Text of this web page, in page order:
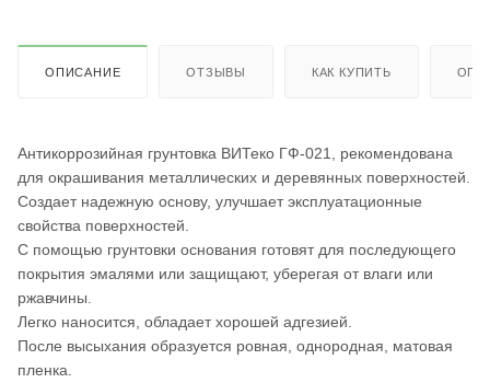
ОПИСАНИЕ ОТЗЫВЫ КАК КУПИТЬ
Антикоррозийная грунтовка ВИТеко ГФ-021, рекомендована
для окрашивания металлических и деревянных поверхностей.
Создает надежную основу, улучшает эксплуатационные
свойства поверхностей.
С помощью грунтовки основания готовят для последующего
покрытия эмалями или защищают, уберегая от влаги или
ржавчины.
Легко наносится, обладает хорошей адгезией.
После высыхания образуется ровная, однородная, матовая
пленка.